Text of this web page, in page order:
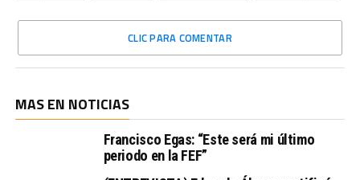
CLIC PARA COMENTAR
MAS EN NOTICIAS
Francisco Egas: “Este será mi último
periodo en la FEF”